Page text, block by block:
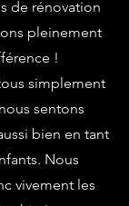
de rénovation
pleinement
!
simplement
sentons
bien en tant
Nous
vivement les